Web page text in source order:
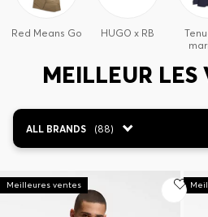
Femme
Favoris (Articles)
Red Means Go HUGO x RB
MEILLEUR LES
ALL BRANDS (88)
Meilleures ventes